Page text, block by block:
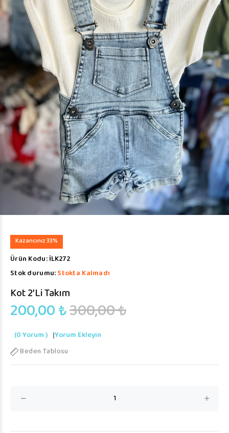
Kazancınız 33%
Ürün Kodu:İLK272
Stok durumu:Stokta Kalmadı
Kot 2’li Takım
200,00 ₺300,00 ₺
(0 Yorum ) |Yorum Ekleyin
Beden Tablosu